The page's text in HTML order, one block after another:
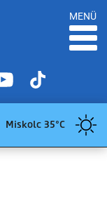
MENÜ
Miskolc 35°C